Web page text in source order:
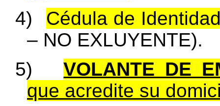
4)
Cédula de
– NO EXLUYENTE).
5)
VOLANTE DE
que acredite su